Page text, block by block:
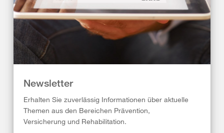
Newsletter
Erhalten Sie zuverlässig Informationen über aktuelle
Themen aus den Bereichen Prävention,
Versicherung und Rehabilitation.